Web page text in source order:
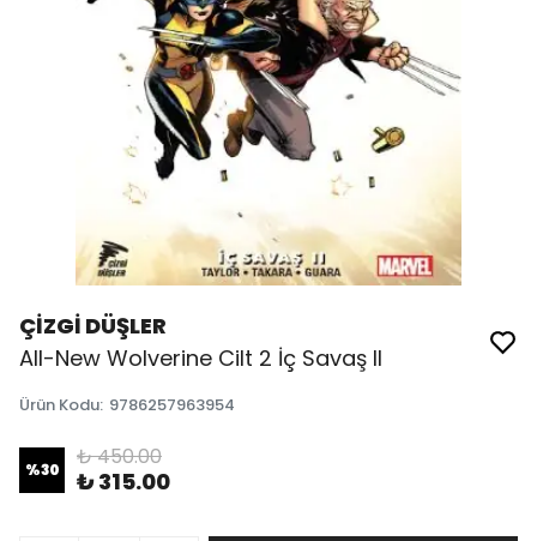
ÇİZGİ DÜŞLER
All-New Wolverine Cilt 2 İç Savaş II
Ürün Kodu: 9786257963954
%30 ₺ 450.00
₺ 315.00